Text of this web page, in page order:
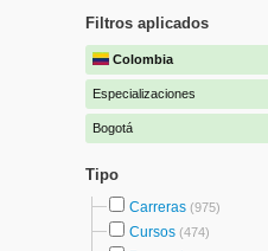
Filtros aplicados
Colombia
Especializaciones
Bogotá
Tipo
Carreras (975)
Cursos (474)